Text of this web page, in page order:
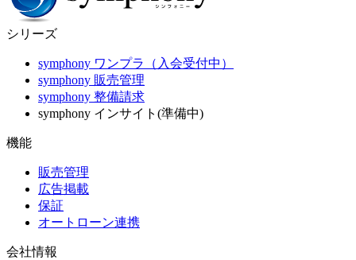
シリーズ
symphony ワンプラ（入会受付中）
symphony 販売管理
symphony 整備請求
symphony インサイト(準備中)
機能
販売管理
広告掲載
保証
オートローン連携
会社情報